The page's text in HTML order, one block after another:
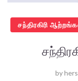
சந்திரகிரி
by